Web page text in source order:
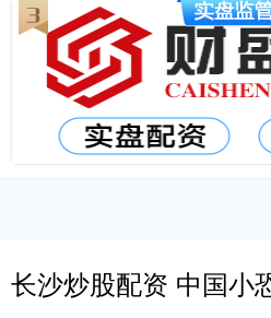
长沙炒股配资 中国小